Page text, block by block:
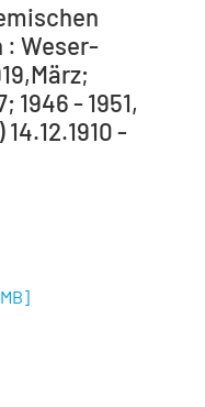
: Weser-
1946 - 1951,
14.12.1910 -
]